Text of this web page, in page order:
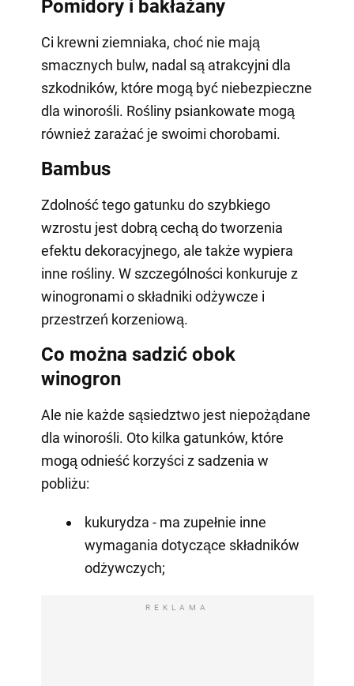
Pomidory i bakłażany
Ci krewni ziemniaka, choć nie mają
smacznych bulw, nadal są atrakcyjni dla
szkodników, które mogą być niebezpieczne
dla winorośli. Rośliny psiankowate mogą
również zarażać je swoimi chorobami.
Bambus
Zdolność tego gatunku do szybkiego
wzrostu jest dobrą cechą do tworzenia
efektu dekoracyjnego, ale także wypiera
inne rośliny. W szczególności konkuruje z
winogronami o składniki odżywcze i
przestrzeń korzeniową.
Co można sadzić obok
winogron
Ale nie każde sąsiedztwo jest niepożądane
dla winorośli. Oto kilka gatunków, które
mogą odnieść korzyści z sadzenia w
pobliżu:
kukurydza - ma zupełnie inne
wymagania dotyczące składników
odżywczych;
REKLAMA